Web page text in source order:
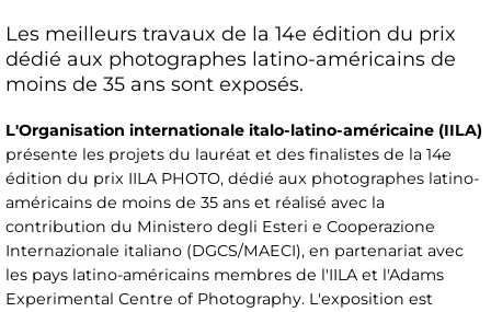
Les meilleurs travaux de la 14e édition du prix
dédié aux photographes latino-américains de
moins de 35 ans sont exposés.
L'Organisation internationale italo-latino-américaine (IILA)
présente les projets du lauréat et des finalistes de la 14e
édition du prix IILA PHOTO, dédié aux photographes latino-
américains de moins de 35 ans et réalisé avec la
contribution du Ministero degli Esteri e Cooperazione
Internazionale italiano (DGCS/MAECI), en partenariat avec
les pays latino-américains membres de l'IILA et l'Adams
Experimental Centre of Photography. L'exposition est